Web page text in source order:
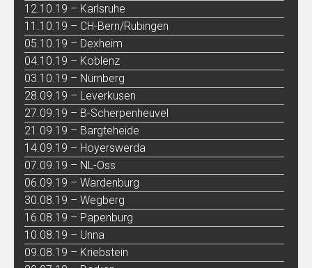
12.10.19 – Karlsruhe
11.10.19 – CH-Bern/Rubingen
05.10.19 – Dexheim
04.10.19 – Koblenz
03.10.19 – Nürnberg
28.09.19 – Leverkusen
27.09.19 – B-Scherpenheuvel
21.09.19 – Bargteheide
14.09.19 – Hoyerswerda
07.09.19 – NL-Oss
06.09.19 – Wardenburg
30.08.19 – Wegberg
16.08.19 – Papenburg
10.08.19 – Unna
09.08.19 – Kriebstein